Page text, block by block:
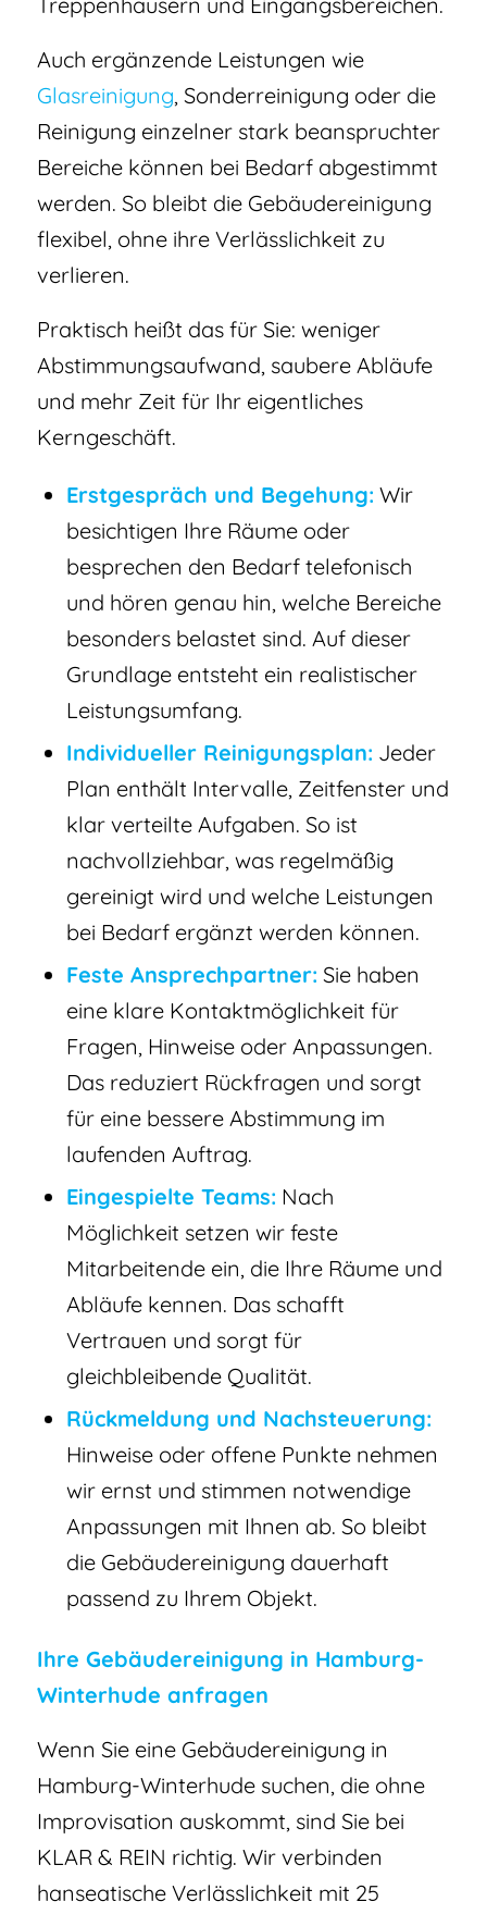
Auch ergänzende Leistungen wie
Glasreinigung, Sonderreinigung oder die
Reinigung einzelner stark beanspruchter
Bereiche können bei Bedarf abgestimmt
werden. So bleibt die Gebäudereinigung
flexibel, ohne ihre Verlässlichkeit zu
verlieren.
Praktisch heißt das für Sie: weniger
Abstimmungsaufwand, saubere Abläufe
und mehr Zeit für Ihr eigentliches
Kerngeschäft.
Erstgespräch und Begehung: Wir
besichtigen Ihre Räume oder
besprechen den Bedarf telefonisch
und hören genau hin, welche Bereiche
besonders belastet sind. Auf dieser
Grundlage entsteht ein realistischer
Leistungsumfang.
Individueller Reinigungsplan: Jeder
Plan enthält Intervalle, Zeitfenster und
klar verteilte Aufgaben. So ist
nachvollziehbar, was regelmäßig
gereinigt wird und welche Leistungen
bei Bedarf ergänzt werden können.
Feste Ansprechpartner: Sie haben
eine klare Kontaktmöglichkeit für
Fragen, Hinweise oder Anpassungen.
Das reduziert Rückfragen und sorgt
für eine bessere Abstimmung im
laufenden Auftrag.
Eingespielte Teams: Nach
Möglichkeit setzen wir feste
Mitarbeitende ein, die Ihre Räume und
Abläufe kennen. Das schafft
Vertrauen und sorgt für
gleichbleibende Qualität.
Rückmeldung und Nachsteuerung:
Hinweise oder offene Punkte nehmen
wir ernst und stimmen notwendige
Anpassungen mit Ihnen ab. So bleibt
die Gebäudereinigung dauerhaft
passend zu Ihrem Objekt.
Ihre Gebäudereinigung in Hamburg-
Winterhude anfragen
Wenn Sie eine Gebäudereinigung in
Hamburg-Winterhude suchen, die ohne
Improvisation auskommt, sind Sie bei
KLAR & REIN richtig. Wir verbinden
hanseatische Verlässlichkeit mit 25